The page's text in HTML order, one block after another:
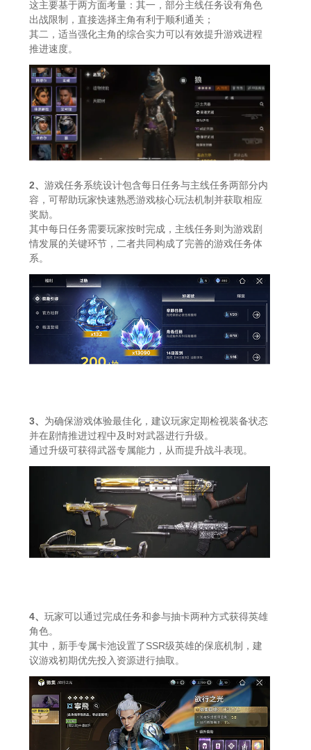
这主要基于两方面考量：其一，部分主线任务设有角色
出战限制，直接选择主角有利于顺利通关；
其二，适当强化主角的综合实力可以有效提升游戏进程
推进速度。
2、游戏任务系统设计包含每日任务与主线任务两部分内
容，可帮助玩家快速熟悉游戏核心玩法机制并获取相应
奖励。
其中每日任务需要玩家按时完成，主线任务则为游戏剧
情发展的关键环节，二者共同构成了完善的游戏任务体
系。
3、 为确保游戏体验最佳化，建议玩家定期检视装备状态
并在剧情推进过程中及时对武器进行升级。
通过升级可获得武器专属能力，从而提升战斗表现。
4、玩家可以通过完成任务和参与抽卡两种方式获得英雄
角色。
其中，新手专属卡池设置了SSR级英雄的保底机制，建
议游戏初期优先投入资源进行抽取。